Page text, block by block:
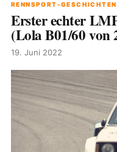
RENNSPORT-GESCHICHTEN
Erster echter
(Lola B01/60 von
19. Juni 2022